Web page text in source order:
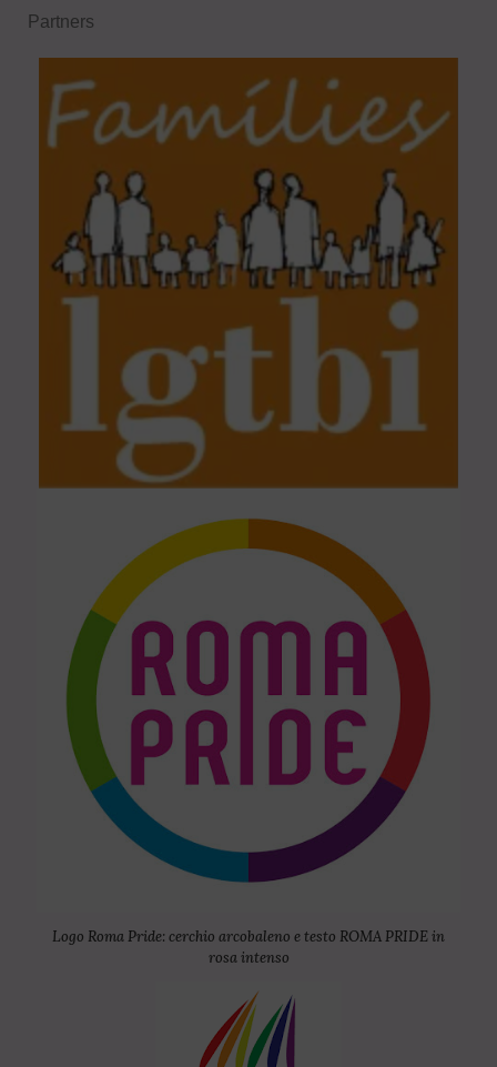
Partners
Logo Roma Pride: cerchio arcobaleno e testo ROMA PRIDE in
rosa intenso